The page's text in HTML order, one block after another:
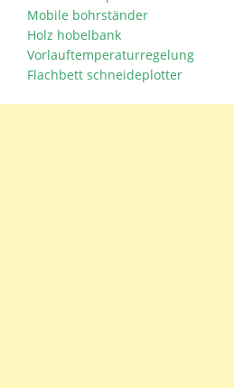
Mobile bohrständer
Holz hobelbank
Vorlauftemperaturregelung
Flachbett schneideplotter